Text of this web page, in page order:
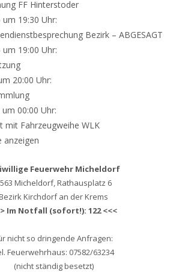
FF Hinterstoder
um 19:30 Uhr:
Bezirk – ABGESAGT
um 19:00 Uhr:
20:00 Uhr:
um 00:00 Uhr:
mit Fahrzeugweihe WLK
anzeigen
Feuerwehr Micheldorf
Micheldorf, Rathausplatz 6
Kirchdorf an der Krems
Im Notfall (sofort!): 122 <<<
nicht so dringende Anfragen:
Feuerwehrhaus: 07582/63234
(nicht ständig besetzt)